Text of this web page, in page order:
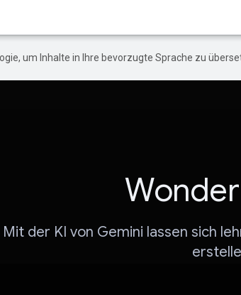
um Inhalte in Ihre bevorzugte Sprache zu
Mit der KI von Gemini lassen sich